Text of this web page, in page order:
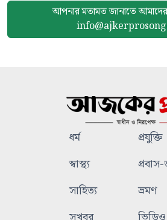
আপনার মতামত জানাতে আমাদের
ধর্ম
প্রযুক্তি
স্বাস্থ্য
সাহিত্য
ভ্রমণ